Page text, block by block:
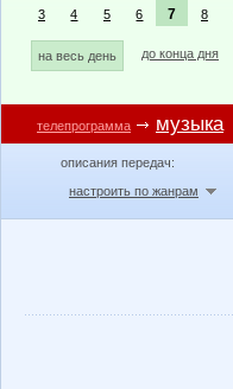
3 4 5 6 7 8
на весь день до конца дня
телепрограмма музыка
описания передач:
настроить по жанрам